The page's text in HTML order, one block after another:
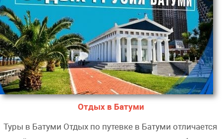
Отдых в Батуми
Туры в Батуми Отдых по путевке в Батуми отличается